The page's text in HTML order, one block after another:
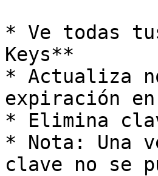
* Ve todas
Keys**
* Actualiza
expiración en
* Elimina
* Nota: Una
clave no se